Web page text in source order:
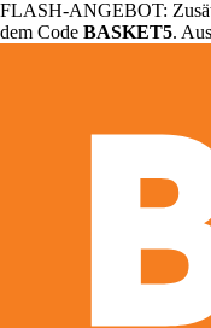
FLASH-ANGEBOT:
dem Code BASKET5.